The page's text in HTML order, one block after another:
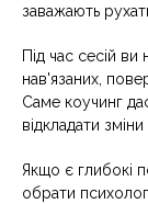
заважають
Під час сесій ви
нав'язаних,
Саме коучинг
відкладати
Якщо є глибокі
обрати